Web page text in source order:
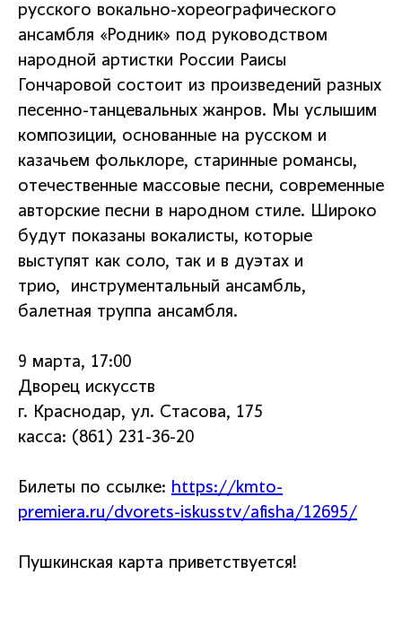
русского вокально-хореографического
ансамбля «Родник» под руководством
народной артистки России Раисы
Гончаровой состоит из произведений разных
песенно-танцевальных жанров. Мы услышим
композиции, основанные на русском и
казачьем фольклоре, старинные романсы,
отечественные массовые песни, современные
авторские песни в народном стиле. Широко
будут показаны вокалисты, которые
выступят как соло, так и в дуэтах и
трио, инструментальный ансамбль,
балетная труппа ансамбля.
9 марта, 17:00
Дворец искусств
г. Краснодар, ул. Стасова, 175
касса: (861) 231-36-20
Билеты по ссылке: https://kmto-
premiera.ru/dvorets-iskusstv/afisha/12695/
Пушкинская карта приветствуется!